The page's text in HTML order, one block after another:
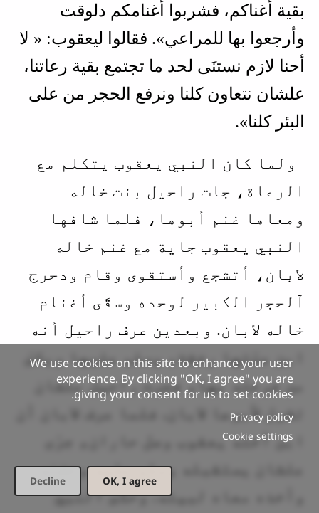
بقية أغناكم، فشربوا أغنامكم دلوقت
وأرجعوا بها للمراعي». فقالوا ليعقوب: « لا
أحنا لازم نستنَى لحد ما تجتمع بقية رعاتنا،
علشان نتعاون كلنا ونرفع الحجر من على
البئر كلنا».
ولما كان النبي يعقوب يتكلم مع
الرعاة، جات راحيل بنت خاله
ومعاها غنم أبوها، فلما شافها
النبي يعقوب جاية مع غنم خاله
لابان، أتشجع وأستقوى وقام ودحرج
ٱلحجر الكبير لوحده وسقَى أغنام
خاله لابان. وبعدين عرف راحيل أنه
ابن عمّتها رفقة، وسلم عليها وبكىَ
من فرحته بها، فجرت راحيل علشان
تقول لأبوها لابان. فلما عرف لابان أن
ابن أخته يعقوب وصل حاران، جرَى
علشان يستقبله وسلم عليه وحضنه
وأخذه معاه لبيته. وحكَى النبي
We use cookies on this site to enhance your user
experience. By clicking "OK, I agree" you are
giving your consent for us to set cookies.
Privacy policy
Cookie settings
Decline OK, I agree